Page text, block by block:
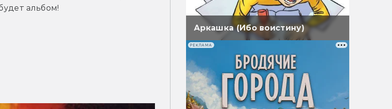
альбом!
Аркашка (Ибо воистину)
РЕКЛАМА